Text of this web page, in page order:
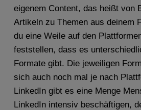
eigenem Content, das heißt von
Artikeln zu Themen aus deinem
du eine Weile auf den
feststellen, dass es
Formate gibt. Die jeweiligen
sich auch noch mal je nach
LinkedIn gibt es eine Menge
LinkedIn intensiv beschäftigen,